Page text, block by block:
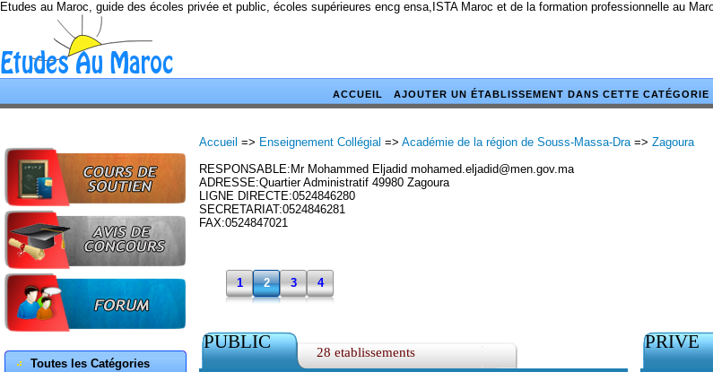
Etudes au Maroc, guide des écoles privée et public, écoles supérieures encg ensa,ISTA Maroc et de la formation professionnelle au
ACCUEIL AJOUTER UN ÉTABLISSEMENT DANS CETTE CATÉGORIE
Toutes les Catégories
Accueil => Enseignement Collégial => Académie de la région de Souss-Massa-Dra=> Zagoura
RESPONSABLE:Mr Mohammed Eljadid mohamed.eljadid@men.gov.ma
ADRESSE:Quartier Administratif 49980 Zagoura
LIGNE DIRECTE:0524846280
SECRETARIAT:0524846281
FAX:0524847021
1 2 3 4
PUBLIC 28 etablissements PRIVE